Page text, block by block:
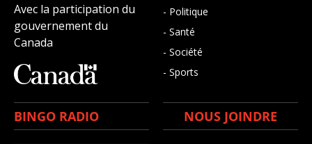
Avec la participation du
gouvernement du
Canada
- Politique
- Santé
- Société
- Sports
BINGO RADIO NOUS JOINDRE